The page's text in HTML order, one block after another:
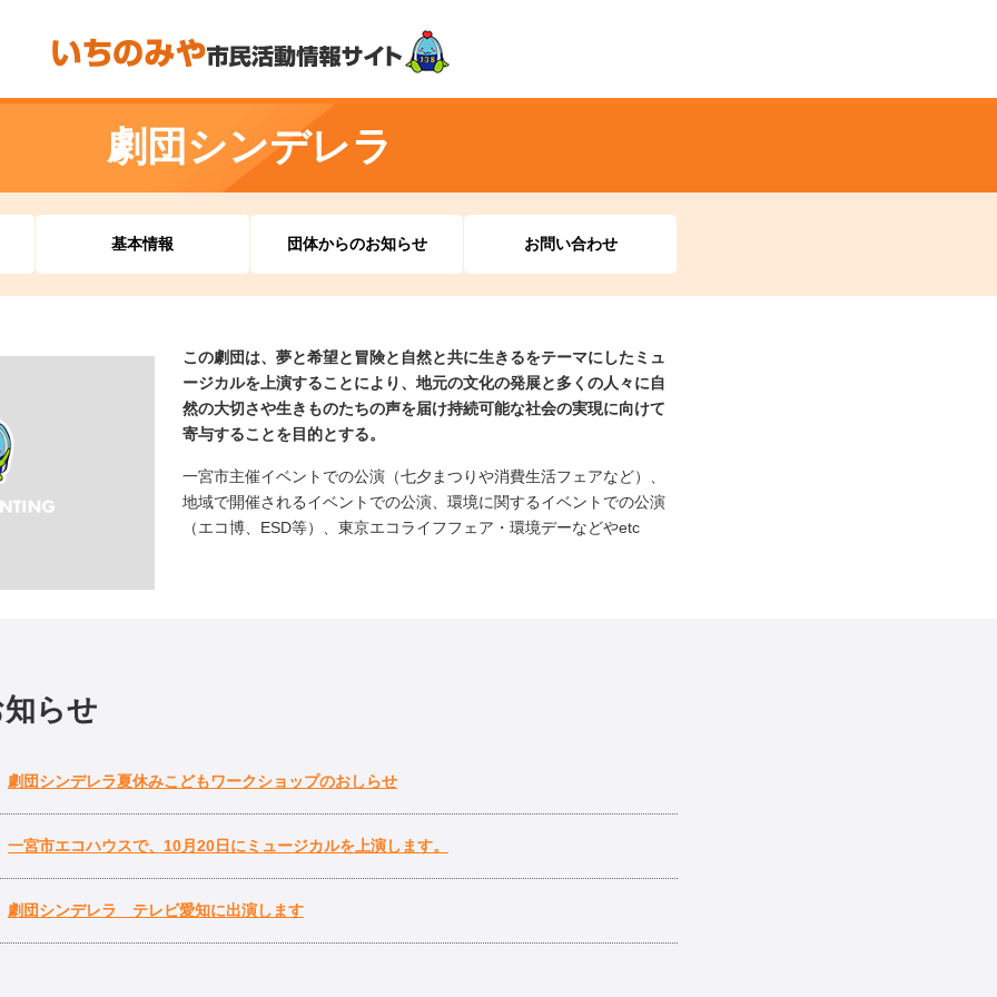
劇団シンデレラ
基本情報 団体からのお知らせ お問い合わせ
この劇団は、夢と希望と冒険と自然と共に生きるをテーマにしたミュ
ージカルを上演することにより、地元の文化の発展と多くの人々に自
然の大切さや生きものたちの声を届け持続可能な社会の実現に向けて
寄与することを目的とする。
一宮市主催イベントでの公演（七夕まつりや消費生活フェアなど）、
地域で開催されるイベントでの公演、環境に関するイベントでの公演
（エコ博、ESD等）、東京エコライフフェア・環境デーなどやetc
らせ
劇団シンデレラ夏休みこどもワークショップのおしらせ
一宮市エコハウスで、10月20日にミュージカルを上演します。
劇団シンデレラ テレビ愛知に出演します